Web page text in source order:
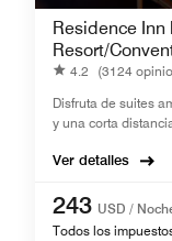
Residence Inn
Resort/
4.2 (3124
Disfruta de suites
y una corta
Ver detalles
243 USD /
Todos los